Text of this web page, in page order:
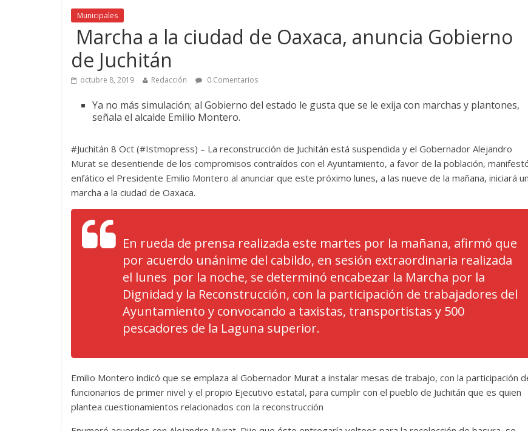
Municipales
Marcha a la ciudad de Oaxaca, anuncia Gobierno
de Juchitán
octubre 8, 2019 Redacción 0 Comentarios
Ya no más simulación; al Gobierno del estado le gusta que se le exija con marchas y plantones,
señala el alcalde Emilio Montero.
#Juchitán 8 Oct (#Istmopress) – La reconstrucción de Juchitán está suspendida y el Gobernador Alejandro
Murat se desentiende de los compromisos contraídos con el Ayuntamiento, a favor de la población,
enfático el Presidente Emilio Montero al anunciar que este próximo lunes, a las nueve de la mañana, iniciará
marcha a la ciudad de Oaxaca.
En rueda de prensa realizada este martes por la mañana, afirmó que
por acuerdo unánime del cabildo, en sesión extraordinaria realizada
el lunes por la noche, se determinó encabezar la Marcha por la
Dignidad y la Reconstrucción, con la participación de trabajadores del
Ayuntamiento y convocando a taxistas, transportistas y 500
pescadores de la Laguna superior.
Emilio Montero indicó que se emplaza al Gobernador Murat a instalar mesas de trabajo, con la participación
funcionarios de primer nivel y el propio Ejecutivo estatal, para cumplir con el pueblo de Juchitán que es quien
plantea cuestionamientos relacionados con la reconstrucción